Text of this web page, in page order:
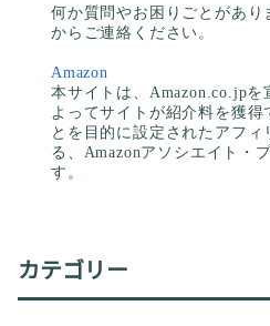
何か質問やお困りごとがあ
からご連絡ください。
Amazon
本サイトは、Amazon.co.jpを
よってサイトが紹介料を獲得
とを目的に設定されたアフ
る、Amazonアソシエイト・
す。
カテゴリー